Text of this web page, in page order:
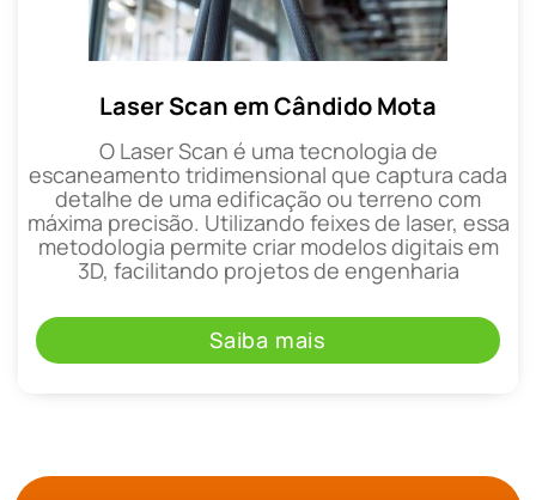
Laser Scan em Cândido Mota
O Laser Scan é uma tecnologia de
escaneamento tridimensional que captura cada
detalhe de uma edificação ou terreno com
máxima precisão. Utilizando feixes de laser, essa
metodologia permite criar modelos digitais em
3D, facilitando projetos de engenharia
Saiba mais